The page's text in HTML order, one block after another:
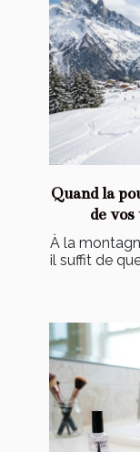
Quand la
de vos
À la
il suffit de